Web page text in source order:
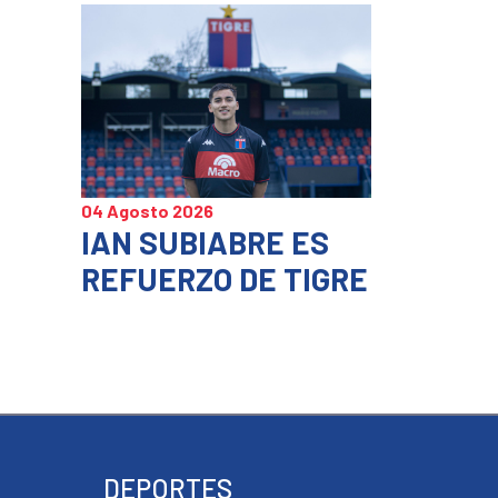
04 Agosto 2026
IAN SUBIABRE ES
REFUERZO DE TIGRE
DEPORTES